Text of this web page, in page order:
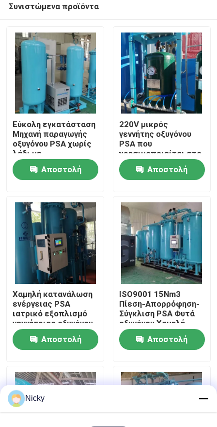
Σπίτι
Προϊόντα
Σχετικά με εμάς
Επισκεψή εργοστασίου
Έλεγχος ποιότητας
Επικοινωνήστε μαζί μας
Ειδήσεις
Παραγωγοί αζώτου PSA
Συνιστώμενα προϊόντα
Εύκολη εγκατάσταση
Μηχανή παραγωγής
οξυγόνου PSA χωρίς
λάδι με
πιστοποιητικό ASME
Αποστολή
220V μικρός
γεννήτης οξυγόνου
PSA που
χρησιμοποιείται στο
νοσοκομείο
60Nm3/HrΑποστολή
Χαμηλή κατανάλωση
ενέργειας PSA
ιατρικό εξοπλισμό
γεννήτριας οξυγόνου
ενεργειακή απόδοση
Αποστολή
ISO9001 15Nm3
Πίεση-Απορρόφηση-
Σύγκλιση PSA Φυτά
οξυγόνου Χαμηλή
συντήρηση
Αποστολή
Nicky